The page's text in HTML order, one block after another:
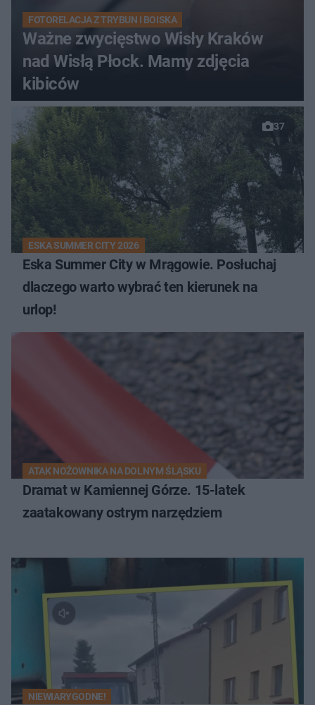
FOTORELACJA Z TRYBUN I BOISKA
Ważne zwycięstwo Wisły Kraków
nad Wisłą Płock. Mamy zdjęcia
kibiców
37
ESKA SUMMER CITY 2026
Eska Summer City w Mrągowie. Posłuchaj
dlaczego warto wybrać ten kierunek na
urlop!
ATAK NOŻOWNIKA NA DOLNYM ŚLĄSKU
Dramat w Kamiennej Górze. 15-latek
zaatakowany ostrym narzędziem
NIEWIARYGODNE!